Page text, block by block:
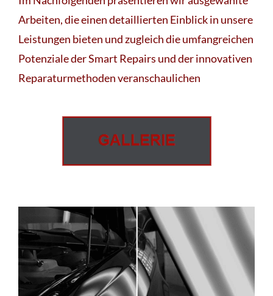
Arbeiten, die einen detaillierten Einblick in unsere
Leistungen bieten und zugleich die umfangreichen
Potenziale der Smart Repairs und der innovativen
Reparaturmethoden veranschaulichen